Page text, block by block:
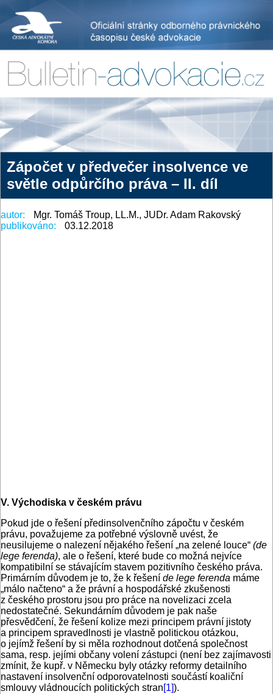
Zápočet v předvečer insolvence ve
světle odpůrčího práva – II. díl
autor:
Mgr. Tomáš Troup, LL.M., JUDr. Adam Rakovský
publikováno:
03.12.2018
V. Východiska v českém právu
Pokud jde o řešení předinsolvenčního zápočtu v českém
právu, považujeme za potřebné výslovně uvést, že
neusilujeme o nalezení nějakého řešení „na zelené louce“ (de
lege ferenda), ale o řešení, které bude co možná nejvíce
kompatibilní se stávajícím stavem pozitivního českého práva.
Primárním důvodem je to, že k řešení de lege ferenda máme
„málo načteno“ a že právní a hospodářské zkušenosti
z českého prostoru jsou pro práce na novelizaci zcela
nedostatečné. Sekundárním důvodem je pak naše
přesvědčení, že řešení kolize mezi principem právní jistoty
a principem spravedlnosti je vlastně politickou otázkou,
o jejímž řešení by si měla rozhodnout dotčená společnost
sama, resp. jejími občany volení zástupci (není bez zajímavosti
zmínit, že kupř. v Německu byly otázky reformy detailního
nastavení insolvenční odporovatelnosti součástí koaliční
smlouvy vládnoucích politických stran[1]).